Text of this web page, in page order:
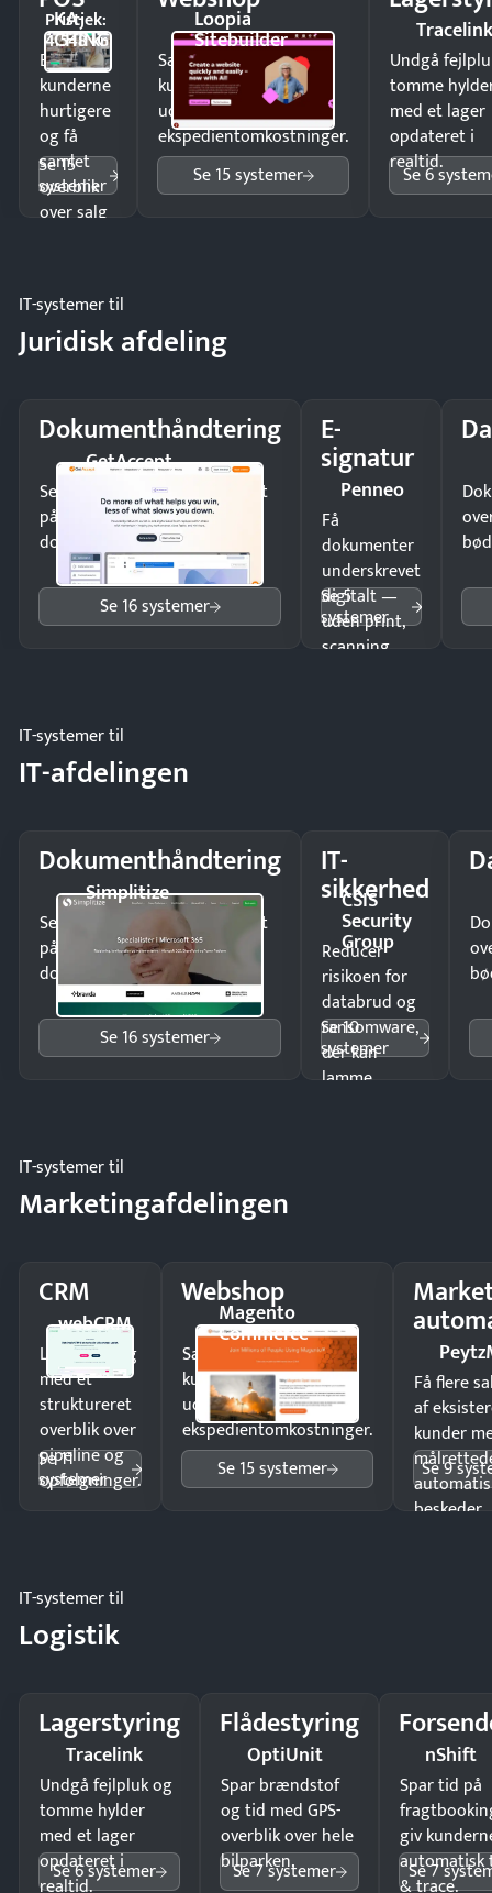
KA-
CHING
Pristjek:
4.548 kr
Ekspedér
kunderne
hurtigere
og få
samlet
overblik
over salg
Se 15
systemer
Loopia
Sitebuilder
Sælg produkter 24/7 til
kunder i hele landet
uden
ekspedientomkostninger.
Se 15 systemer
Undgå
tomme
med et lager
opdateret i
realtid.
Se 6
IT-systemer til
Juridisk afdeling
Dokumenthåndtering
GetAccept
Send kontrakter til underskrift
på minutter og mist ingen
dokumenter.
Se 16 systemer
E-
signatur
Penneo
Få
dokumenter
underskrevet
digitalt —
uden print,
scanning
Se 5
systemer
IT-systemer til
IT-afdelingen
Dokumenthåndtering
Simplitize
Send kontrakter til underskrift
på minutter og mist ingen
dokumenter.
Se 16 systemer
IT-
sikkerhed
CSIS
Security
Group
Reducer
risikoen for
databrud og
ransomware,
der kan
lamme
Se 10
systemer
IT-systemer til
Marketingafdelingen
CRM
webCRM
Luk flere salg
med et
struktureret
overblik over
pipeline og
opfølgninger.
Se 11
systemer
Webshop
Magento
Commerce
Sælg produkter 24/7 til
kunder i hele landet
uden
ekspedientomkostninger.
Se 15 systemer
Få flere
af
kunder
beskeder.
Se 9
IT-systemer til
Logistik
Lagerstyring
Tracelink
Undgå fejlpluk og
tomme hylder
med et lager
opdateret i
realtid.
Se 6 systemer
Flådestyring
OptiUnit
Spar brændstof
og tid med GPS-
overblik over hele
bilparken.
Se 7 systemer
nShift
Spar tid på
giv
automatisk
& trace.
Se 7